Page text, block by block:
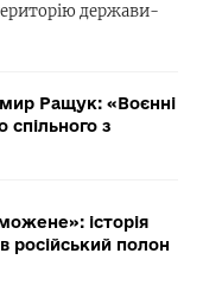
держави-
Ращук: «Воєнні
спільного з
історія
російський полон